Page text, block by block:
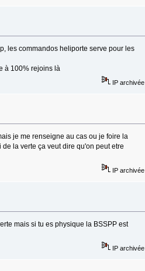
les commandos heliporte serve pour les
à 100% rejoins là
IP archivée
je me renseigne au cas ou je foire la
la verte ça veut dire qu'on peut etre
IP archivée
mais si tu es physique la BSSPP est
IP archivée